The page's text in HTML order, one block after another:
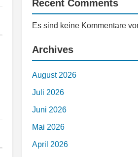
Recent Comments
Es sind keine Kommentare
Archives
August 2026
Juli 2026
Juni 2026
Mai 2026
April 2026